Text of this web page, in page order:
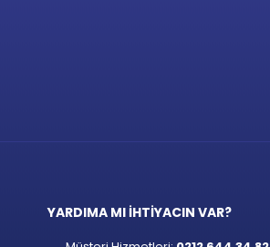
YARDIMA MI İHTİYACIN VAR?